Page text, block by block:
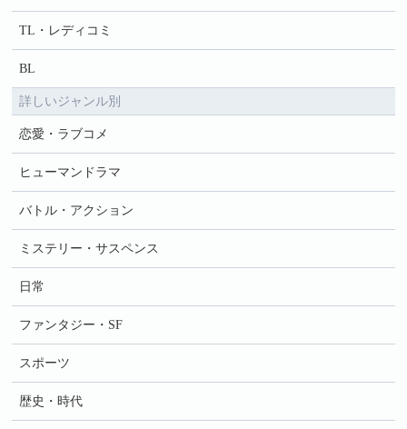
TL・レディコミ
BL
詳しいジャンル別
恋愛・ラブコメ
ヒューマンドラマ
バトル・アクション
ミステリー・サスペンス
日常
ファンタジー・SF
スポーツ
歴史・時代